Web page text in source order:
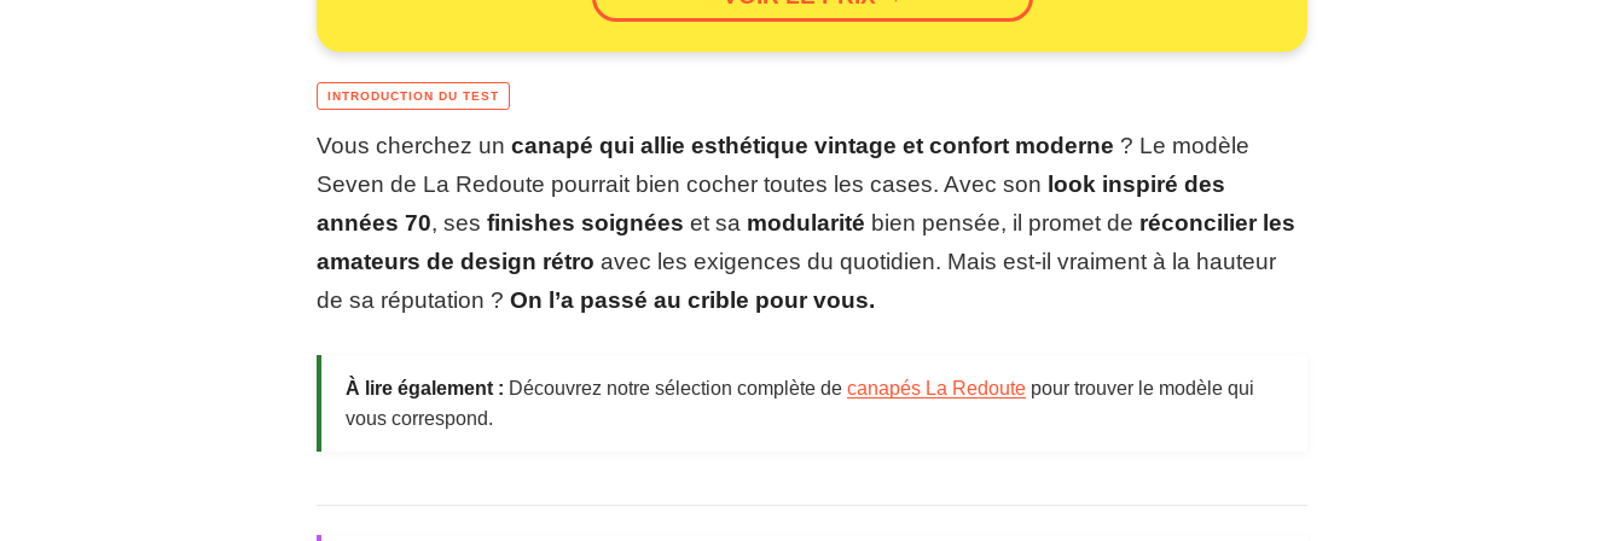
Vous cherchez un canapé qui allie esthétique vintage et confort moderne ? Le modèle
Seven de La Redoute pourrait bien cocher toutes les cases. Avec son look inspiré des
années 70, ses finishes soignées et sa modularité bien pensée, il promet de réconcilier les
amateurs de design rétro avec les exigences du quotidien. Mais est-il vraiment à la hauteur
de sa réputation ? On l’a passé au crible pour vous.
À lire également : Découvrez notre sélection complète de canapés La Redoute pour trouver le modèle qui
vous correspond.